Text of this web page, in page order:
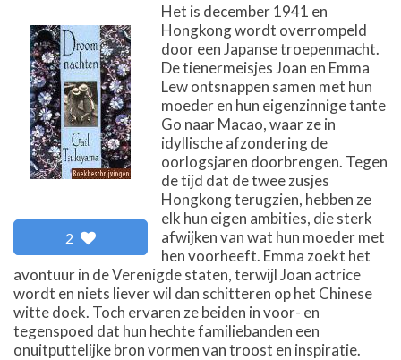
2
Het is december 1941 en
Hongkong wordt overrompeld
door een Japanse troepenmacht.
De tienermeisjes Joan en Emma
Lew ontsnappen samen met hun
moeder en hun eigenzinnige tante
Go naar Macao, waar ze in
idyllische afzondering de
oorlogsjaren doorbrengen. Tegen
de tijd dat de twee zusjes
Hongkong terugzien, hebben ze
elk hun eigen ambities, die sterk
afwijken van wat hun moeder met
hen voorheeft. Emma zoekt het
avontuur in de Verenigde staten, terwijl Joan actrice
wordt en niets liever wil dan schitteren op het Chinese
witte doek. Toch ervaren ze beiden in voor- en
tegenspoed dat hun hechte familiebanden een
onuitputtelijke bron vormen van troost en inspiratie.